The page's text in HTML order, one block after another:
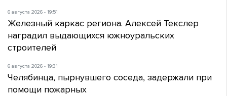
6 августа 2026 - 19:51
Железный каркас региона. Алексей Текслер
наградил выдающихся южноуральских
строителей
6 августа 2026 - 19:31
Челябинца, пырнувшего соседа, задержали при
помощи пожарных